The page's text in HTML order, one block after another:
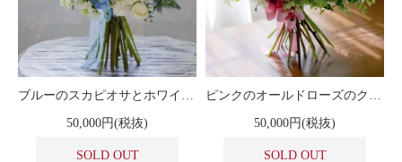
ブルーのスカピオサとホワイトのオールドローズ 高級造花のクラッチブーケ
50,000円(税抜)
SOLD OUT
ピンクのオールドローズのクラッチブーケ
50,000円(税抜)
SOLD OUT